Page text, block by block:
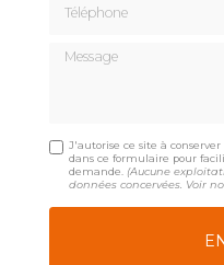
Message
J'autorise ce site à
dans ce formulaire pour
demande. (Aucune
données concervées. Voir